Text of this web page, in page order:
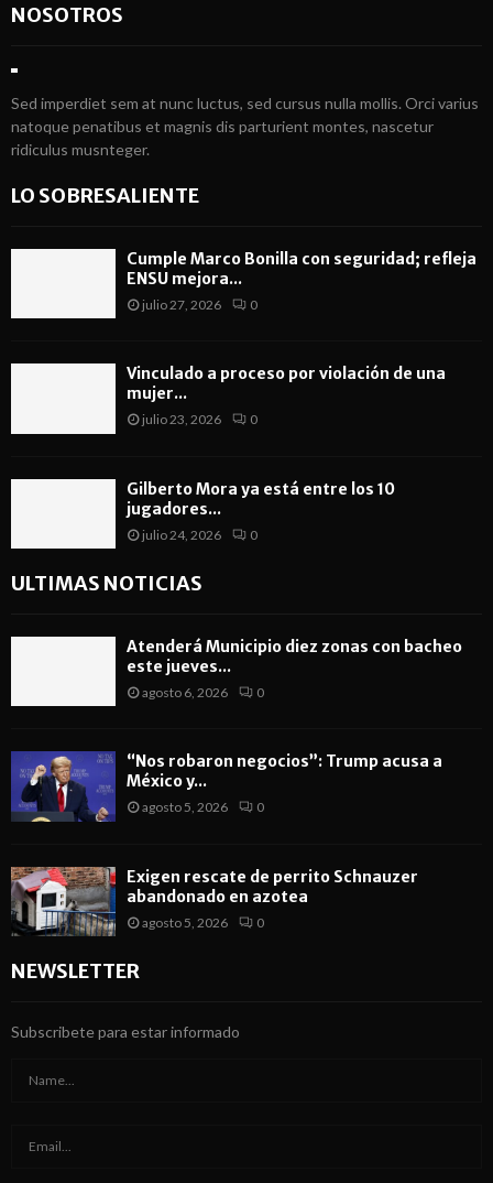
NOSOTROS
Sed imperdiet sem at nunc luctus, sed cursus nulla mollis. Orci varius
natoque penatibus et magnis dis parturient montes, nascetur
ridiculus musnteger.
LO SOBRESALIENTE
Cumple Marco Bonilla con seguridad; refleja
ENSU mejora...
julio 27, 2026 0
Vinculado a proceso por violación de una
mujer...
julio 23, 2026 0
Gilberto Mora ya está entre los 10
jugadores...
julio 24, 2026 0
ULTIMAS NOTICIAS
Atenderá Municipio diez zonas con bacheo
este jueves...
agosto 6, 2026 0
“Nos robaron negocios”: Trump acusa a
México y...
agosto 5, 2026 0
Exigen rescate de perrito Schnauzer
abandonado en azotea
agosto 5, 2026 0
NEWSLETTER
Subscribete para estar informado